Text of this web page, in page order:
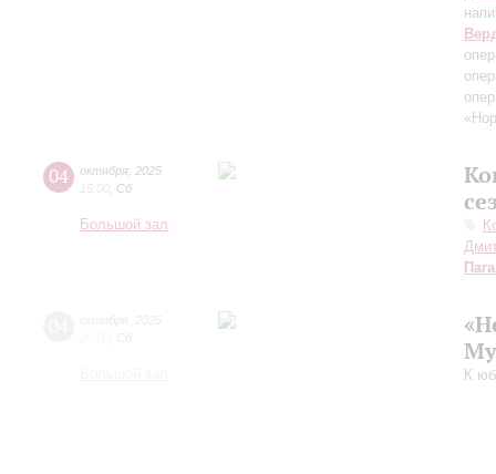
04 октября 2025
15:00 Сб
Большой зал
К